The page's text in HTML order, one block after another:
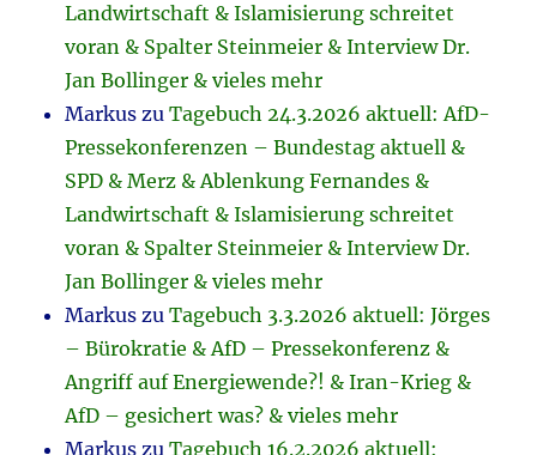
Landwirtschaft & Islamisierung schreitet
voran & Spalter Steinmeier & Interview Dr.
Jan Bollinger & vieles mehr
Markus zuTagebuch 24.3.2026 aktuell: AfD-
Pressekonferenzen – Bundestag aktuell &
SPD & Merz & Ablenkung Fernandes &
Landwirtschaft & Islamisierung schreitet
voran & Spalter Steinmeier & Interview Dr.
Jan Bollinger & vieles mehr
Markus zuTagebuch 3.3.2026 aktuell: Jörges
– Bürokratie & AfD – Pressekonferenz &
Angriff auf Energiewende?! & Iran-Krieg &
AfD – gesichert was? & vieles mehr
Markus zuTagebuch 16.2.2026 aktuell: